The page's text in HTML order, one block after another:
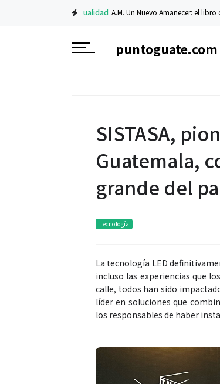
A.M. Un Nuevo Amanecer: el libro de Carlos
puntoguate.com
SISTASA,
Guatemala,
grande del
Tecnología
La tecnología LED
incluso las experiencias que
calle, todos han sido
líder en soluciones que
los responsables de haber